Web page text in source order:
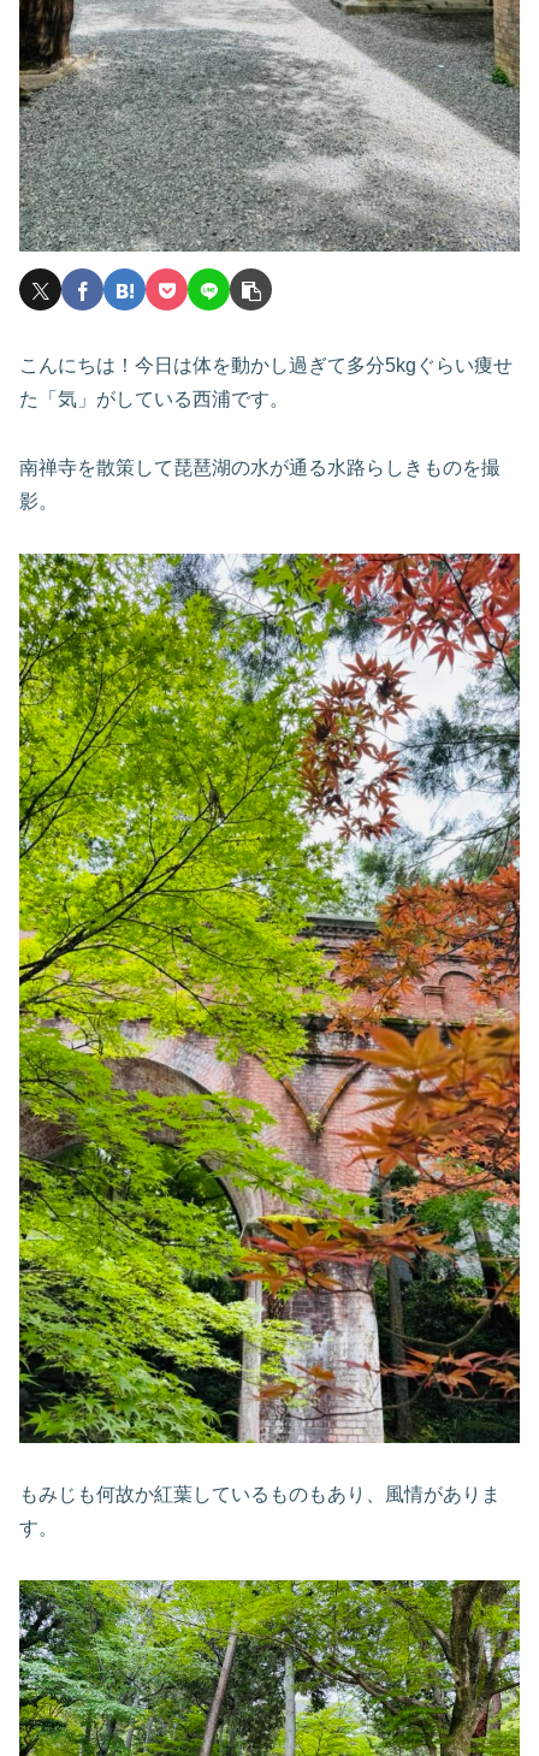
こんにちは！今日は体を動かし過ぎて多分5kgぐらい痩せ
た「気」がしている西浦です。
南禅寺を散策して琵琶湖の水が通る水路らしきものを撮
影。
もみじも何故か紅葉しているものもあり、風情がありま
す。